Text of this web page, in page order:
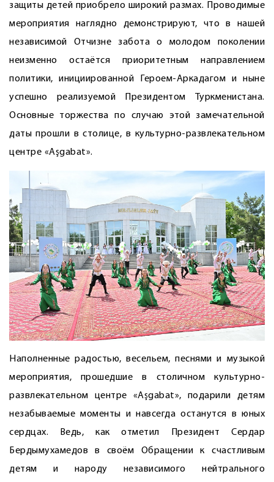
защиты детей приобрело широкий размах. Проводимые
мероприятия наглядно демонстрируют, что в нашей
независимой Отчизне забота о молодом поколении
неизменно остаётся приоритетным направлением
политики, инициированной Героем-­Аркадагом и ныне
успешно реализуемой Президентом Туркменистана.
Основные торжества по случаю этой замечательной
даты прошли в столице, в культурно-развлекательном
центре «Aşgabat».
Наполненные радостью, весельем, песнями и музыкой
мероприятия, прошедшие в столичном культурно-
развлекательном центре «Aşgabat», подарили детям
незабываемые моменты и навсегда останутся в юных
сердцах. Ведь, как отметил Президент Сердар
Бердымухамедов в своём Обращении к счастливым
детям и народу независимого нейтрального